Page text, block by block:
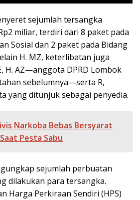
sejumlah tersangka
miliar, terdiri dari 8 paket pada
Sosial dan 2 paket pada Bidang
H. MZ, keterlibatan juga
H. AZ—anggota DPRD Lombok
sebelumnya—serta R,
yang ditunjuk sebagai penyedia.
Narkoba Bebas Bersyarat
Pesta Sabu
sejumlah perbuatan
dilakukan para tersangka.
Harga Perkiraan Sendiri (HPS)